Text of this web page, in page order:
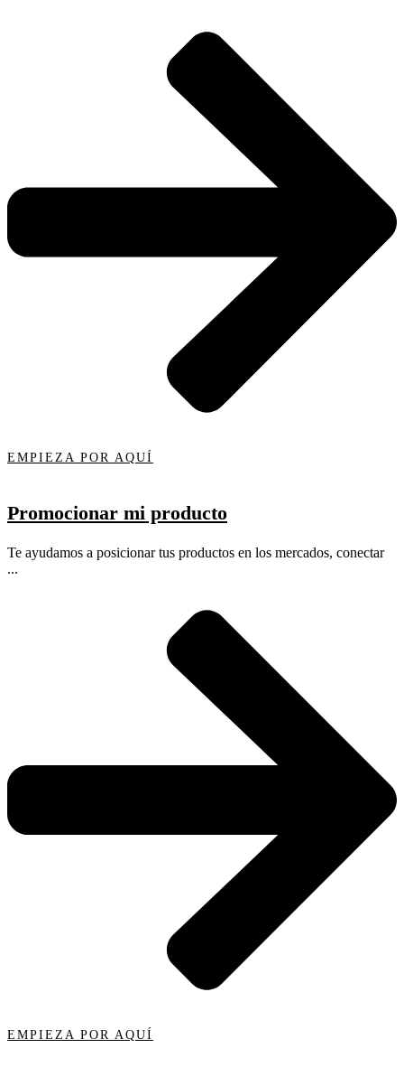
EMPIEZA POR AQUÍ
Promocionar mi producto
Te ayudamos a posicionar tus productos en los mercados, conectar
...
EMPIEZA POR AQUÍ